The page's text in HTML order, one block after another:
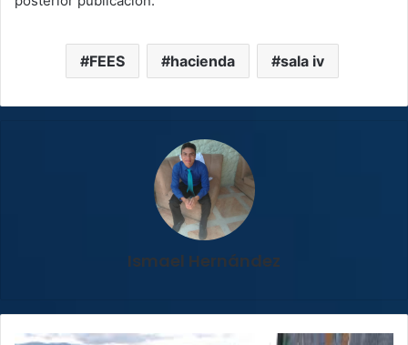
FEES hacienda sala iv
Ismael Hernández
Autoridades